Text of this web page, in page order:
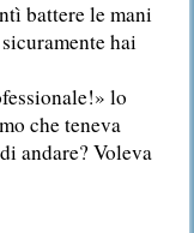
battere le mani
hai
lo
che teneva
andare? Voleva